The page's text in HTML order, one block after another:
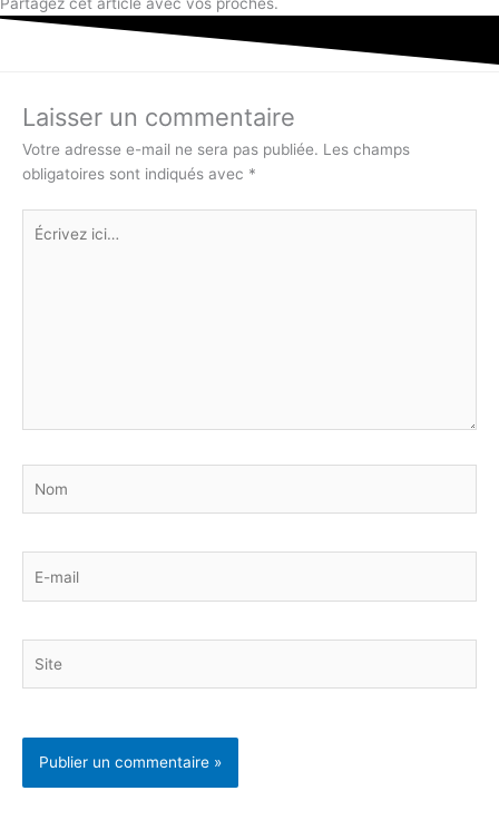
Laisser un commentaire
Votre adresse e-mail ne sera pas publiée. Les champs
obligatoires sont indiqués avec *
Écrivez
ici…
mail